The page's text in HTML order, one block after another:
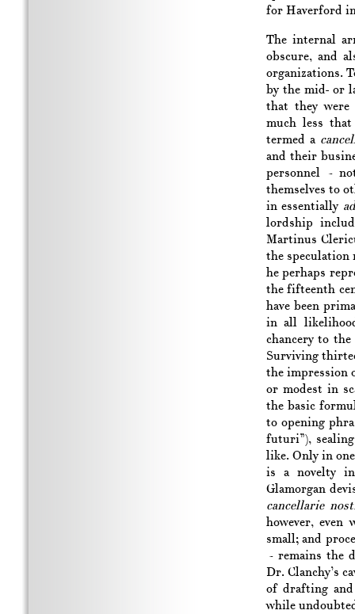
for Haverford
The internal
obscure, and
organizations.
by the mid- or
that they were
much less
termed a
and their
personnel –
themselves to
in essentially
lordship
Martinus
the
he perhaps
the fifteenth
have been
in all
chancery to
Surviving
the impression
or modest in
the basic
to opening
futuri”),
like. Only in
is a novelty
Glamorgan
cancellarie
however,
small; and
– remains the
Dr. Clanchy’s
of drafting and
while